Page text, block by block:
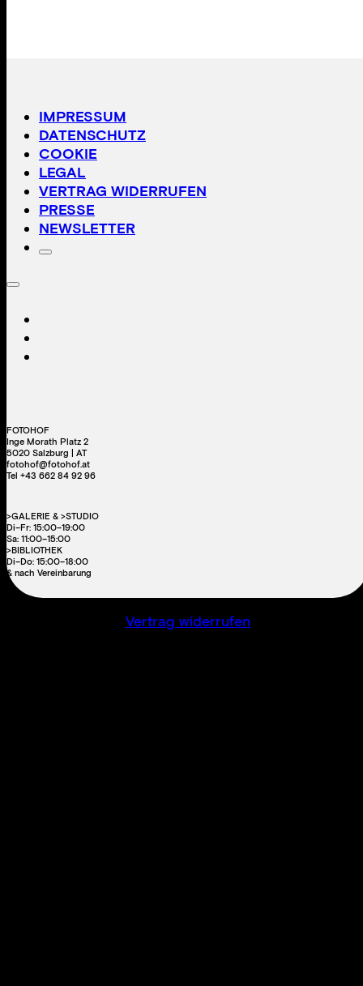
IMPRESSUM
DATENSCHUTZ
COOKIE
LEGAL
VERTRAG WIDERRUFEN
PRESSE
NEWSLETTER
FOTOHOF
Inge Morath Platz 2
5020 Salzburg | AT
fotohof@fotohof.at
Tel +43 662 84 92 96
>GALERIE & >STUDIO
Di–Fr: 15:00–19:00
Sa: 11:00–15:00
>BIBLIOTHEK
Di–Do: 15:00–18:00
& nach Vereinbarung
Vertrag widerrufen